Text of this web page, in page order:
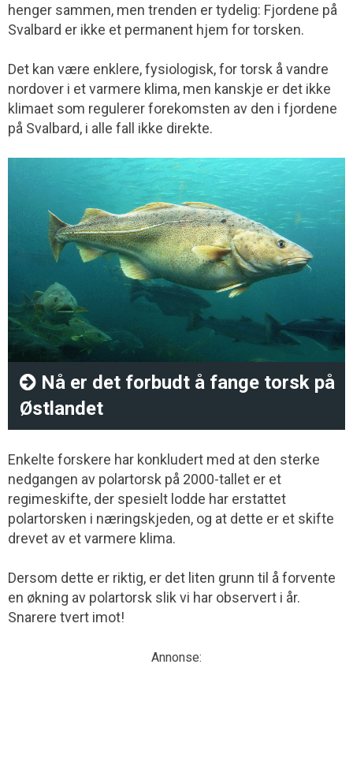
henger sammen, men trenden er tydelig: Fjordene på
Svalbard er ikke et permanent hjem for torsken.
Det kan være enklere, fysiologisk, for torsk å vandre
nordover i et varmere klima, men kanskje er det ikke
klimaet som regulerer forekomsten av den i fjordene
på Svalbard, i alle fall ikke direkte.
Nå er det forbudt å fange torsk på
Østlandet
Enkelte forskere har konkludert med at den sterke
nedgangen av polartorsk på 2000-tallet er et
regimeskifte, der spesielt lodde har erstattet
polartorsken i næringskjeden, og at dette er et skifte
drevet av et varmere klima.
Dersom dette er riktig, er det liten grunn til å forvente
en økning av polartorsk slik vi har observert i år.
Snarere tvert imot!
Annonse: